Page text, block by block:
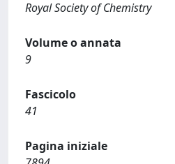
Royal Society of Chemistry
Volume o annata
9
Fascicolo
41
Pagina iniziale